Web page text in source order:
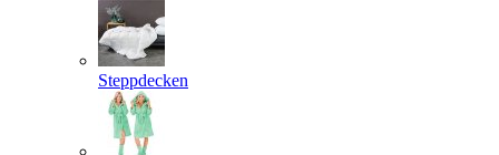
Steppdecken